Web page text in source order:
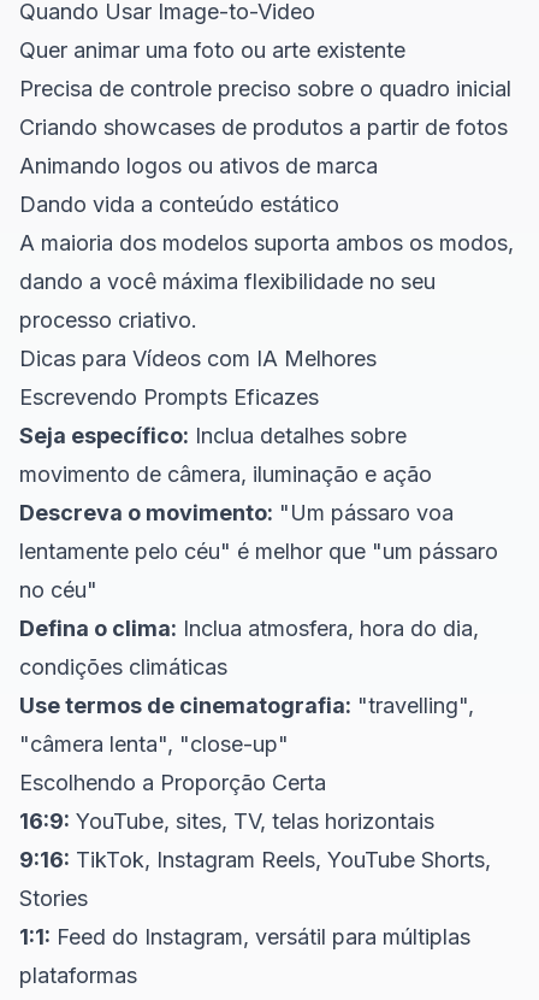
Quando Usar Image-to-Video
Quer animar uma foto ou arte existente
Precisa de controle preciso sobre o quadro inicial
Criando showcases de produtos a partir de fotos
Animando logos ou ativos de marca
Dando vida a conteúdo estático
A maioria dos modelos suporta ambos os modos,
dando a você máxima flexibilidade no seu
processo criativo.
Dicas para Vídeos com IA Melhores
Escrevendo Prompts Eficazes
Seja específico: Inclua detalhes sobre
movimento de câmera, iluminação e ação
Descreva o movimento: "Um pássaro voa
lentamente pelo céu" é melhor que "um pássaro
no céu"
Defina o clima: Inclua atmosfera, hora do dia,
condições climáticas
Use termos de cinematografia: "travelling",
"câmera lenta", "close-up"
Escolhendo a Proporção Certa
16:9: YouTube, sites, TV, telas horizontais
9:16: TikTok, Instagram Reels, YouTube Shorts,
Stories
1:1: Feed do Instagram, versátil para múltiplas
plataformas